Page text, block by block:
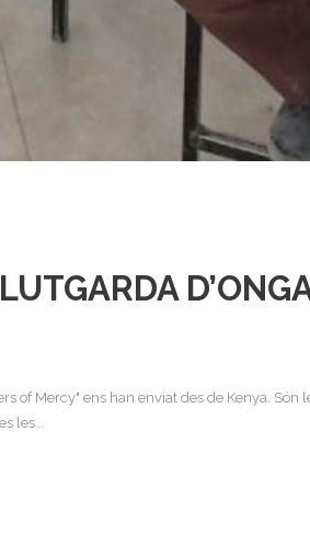
of Mercy" ens han enviat des de Kenya.
les...